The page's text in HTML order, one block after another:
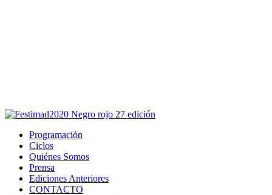
Programación
Ciclos
Quiénes Somos
Prensa
Ediciones Anteriores
CONTACTO